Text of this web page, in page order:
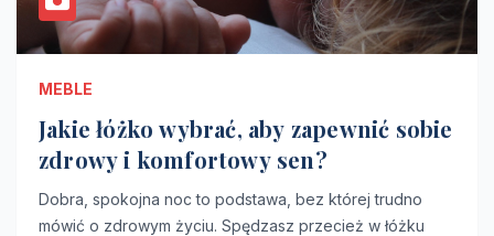
MEBLE
Jakie łóżko wybrać, aby zapewnić sobie
zdrowy i komfortowy sen?
Dobra, spokojna noc to podstawa, bez której trudno
mówić o zdrowym życiu. Spędzasz przecież w łóżku